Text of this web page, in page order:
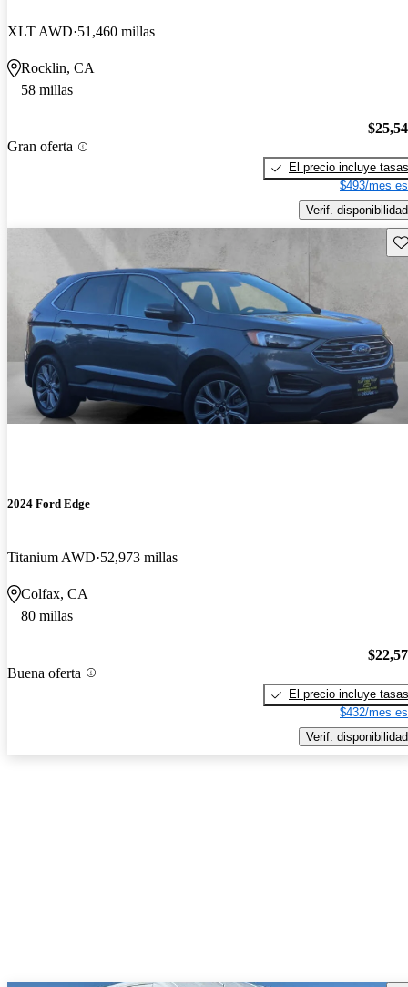
XLT AWD 51,460 millas
Rocklin, CA
58 millas
Gran oferta
El precio incluye tasas
$493/mes
Verif. disponibilidad
2024 Ford Edge
Titanium AWD 52,973 millas
Colfax, CA
80 millas
Buena oferta
El precio incluye tasas
$432/mes
Verif. disponibilidad